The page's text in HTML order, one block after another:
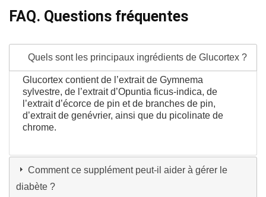
FAQ. Questions fréquentes
Quels sont les principaux ingrédients de Glucortex ?
Glucortex contient de l’extrait de Gymnema
sylvestre, de l’extrait d’Opuntia ficus-indica, de
l’extrait d’écorce de pin et de branches de pin,
d’extrait de genévrier, ainsi que du picolinate de
chrome.
Comment ce supplément peut-il aider à gérer le
diabète ?